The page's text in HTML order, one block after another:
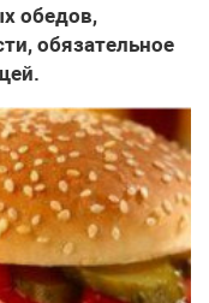
обедов,
обязательное